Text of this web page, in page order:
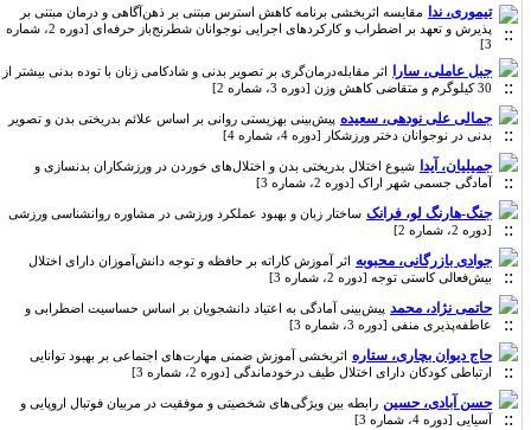
تیموری، ندا
مقایسه اثربخشی برنامه کاهش استرس مبتنی بر ذهن‌آگاهی و درمان مبتنی بر
پذیرش و تعهد بر اضطراب و کارکردهای اجرایی نوجوانان شطرنج‌باز حرفه­‌ای [دوره 2، شماره
3]
جبل عاملی، سارا اثر مقابله‌درمان‌گری بر تصویر بدنی و شادکامی زنان با توده بدنی بیشتر از
30 کیلوگرم و متقاضی کاهش وزن [دوره 3، شماره 2]
جمالی علی نودهی، سعیده پیش‌بینی بهزیستی روانی بر اساس علائم بدریختی بدن و تصویر
بدنی در نوجوانان دختر ورزشکار [دوره 4، شماره 4]
جمیلیان، آیدا
شیوع اختلال بدریختی بدن و اختلال‌های خوردن در ورزشکاران بدنسازی و
آمادگی جسمی شهر اراک [دوره 2، شماره 3]
جنگ-هارنگ لو، فرانک ساختار زبان و بهبود عملکرد ورزشی در مشاوره روانشناسی ورزشی
[دوره 2، شماره 2]
جوادی بازرگانی، محبوبه اثر آموزش کاراته بر حافظه و توجه دانش‌آموزان دارای اختلال
بیش‌فعالی کاستی توجه [دوره 2، شماره 3]
حاتمی نژاد، محمد پیش­‌بینی آمادگی به اعتیاد دانشجویان بر اساس حساسیت اضطرابی و
عاطفه‌پذیری منفی [دوره 3، شماره 3]
حاج دیوان بچاری، ستاره اثربخشی آموزش ضمنی مهارت‌های اجتماعی بر بهبود توانایی
ارتباطی کودکان دارای اختلال طیف درخودماندگی [دوره 2، شماره 3]
حسن آبادی، حسین رابطه بین ویژگی‌های شخصیتی و موفقیت در مربیان فوتبال اروپایی و
آسیایی [دوره 4، شماره 3]